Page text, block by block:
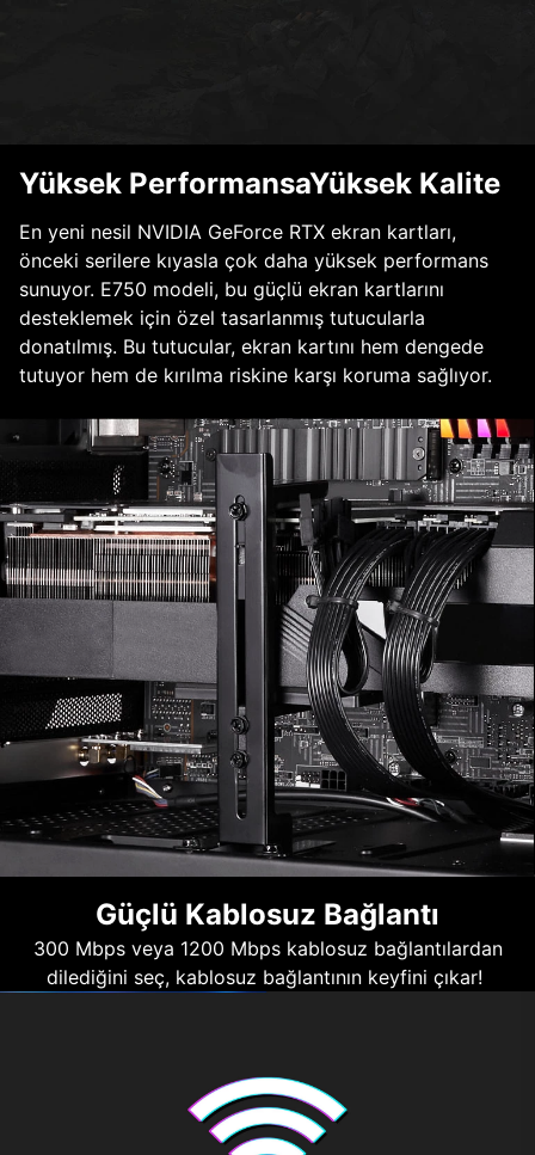
Yüksek PerformansaYüksek Kalite
En yeni nesil NVIDIA GeForce RTX ekran kartları,
önceki serilere kıyasla çok daha yüksek performans
sunuyor. E750 modeli, bu güçlü ekran kartlarını
desteklemek için özel tasarlanmış tutucularla
donatılmış. Bu tutucular, ekran kartını hem dengede
tutuyor hem de kırılma riskine karşı koruma sağlıyor.
Güçlü Kablosuz Bağlantı
300 Mbps veya 1200 Mbps kablosuz bağlantılardan
dilediğini seç, kablosuz bağlantının keyfini çıkar!